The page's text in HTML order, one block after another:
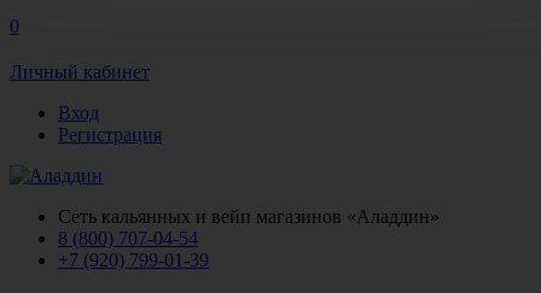
0
Личный кабинет
Вход
Регистрация
Сеть кальянных и вейп магазинов «Аладдин»
8 (800) 707-04-54
+7 (920) 799-01-39